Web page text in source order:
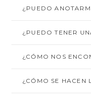
¿PUEDO
¿PUEDO TENER
¿CÓMO NOS
¿CÓMO SE HACEN